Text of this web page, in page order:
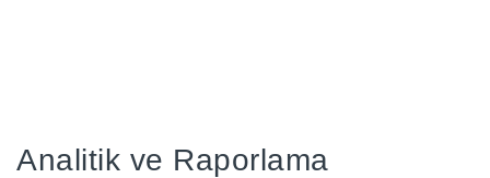
Analitik ve Raporlama